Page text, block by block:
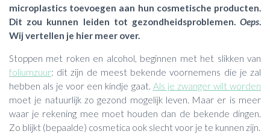
microplastics toevoegen aan hun cosmetische producten.
Dit zou kunnen leiden tot gezondheidsproblemen. Oeps
Wij vertellen je hier meer over.
Stoppen met roken en alcohol, beginnen met het slikken van
foliumzuur: dit zijn de meest bekende voornemens die je zal
hebben als je voor een kindje gaat. Als je zwanger wilt worden
moet je natuurlijk zo gezond mogelijk leven. Maar er is meer
waar je rekening mee moet houden dan de bekende dingen.
Zo blijkt (bepaalde) cosmetica ook slecht voor je te kunnen zijn.